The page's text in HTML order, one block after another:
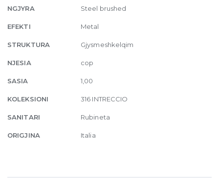
239
brushed
quantity
NGJYRA Steel brushed
EFEKTI Metal
STRUKTURA Gjysmeshkelqim
NJESIA cop
SASIA 1,00
KOLEKSIONI 316 INTRECCIO
SANITARI Rubineta
ORIGJINA Italia